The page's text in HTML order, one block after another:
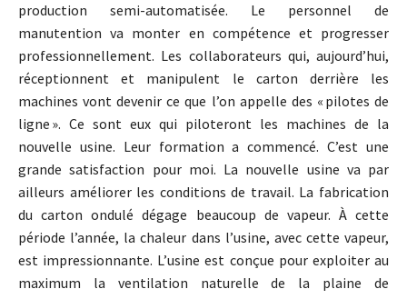
production semi-automatisée. Le personnel de
manutention va monter en compétence et progresser
professionnellement. Les collaborateurs qui, aujourd’hui,
réceptionnent et manipulent le carton derrière les
machines vont devenir ce que l’on appelle des « pilotes de
ligne ». Ce sont eux qui piloteront les machines de la
nouvelle usine. Leur formation a commencé. C’est une
grande satisfaction pour moi. La nouvelle usine va par
ailleurs améliorer les conditions de travail. La fabrication
du carton ondulé dégage beaucoup de vapeur. À cette
période l’année, la chaleur dans l’usine, avec cette vapeur,
est impressionnante. L’usine est conçue pour exploiter au
maximum la ventilation naturelle de la plaine de